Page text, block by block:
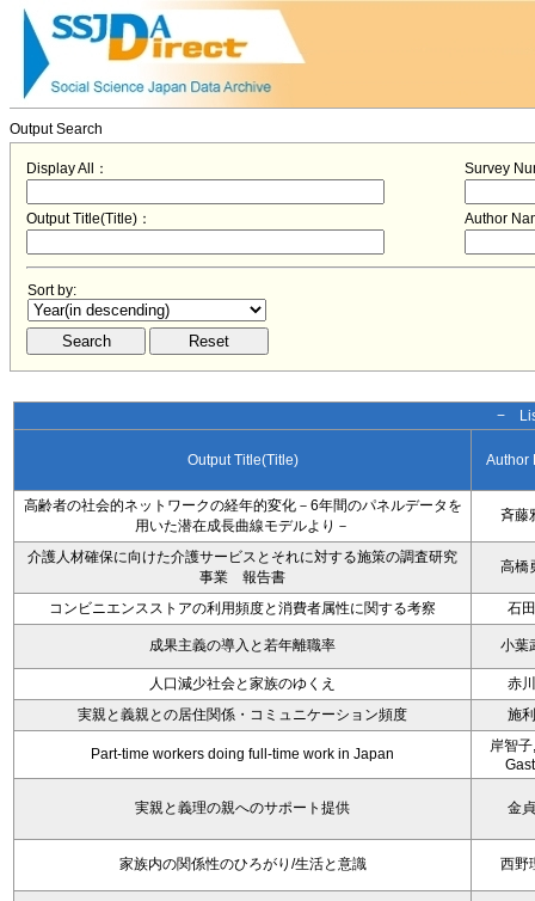
Output Search
Display All： Survey
Output Title(Title)： Author
Sort by:
−
Output Title(Title) Author
高齢者の社会的ネットワークの経年的変化－6年間のパネルデータを
用いた潜在成長曲線モデルより－
斉藤
介護人材確保に向けた介護サービスとそれに対する施策の調査研究
事業 報告書
高橋
コンビニエンスストアの利用頻度と消費者属性に関する考察 石
成果主義の導入と若年離職率 小葉
人口減少社会と家族のゆくえ
赤
実親と義親との居住関係・コミュニケーション頻度
施
Part-time workers doing full-time work in Japan
岸智
実親と義理の親へのサポート提供 金
家族内の関係性のひろがり/生活と意識 西野